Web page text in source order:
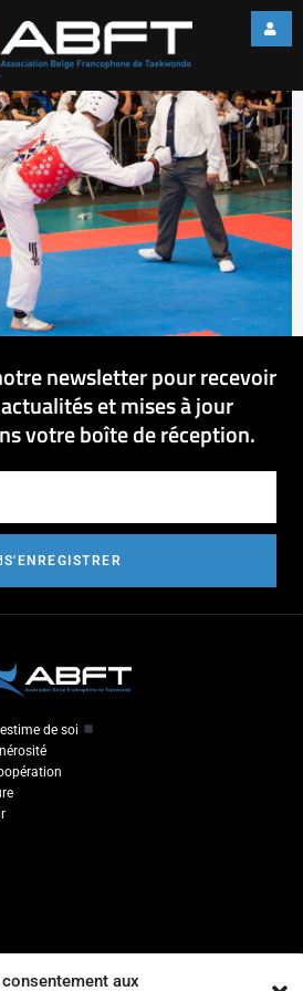
aux
newsletter pour recevoir
et mises à jour
votre boîte de réception.
S'ENREGISTRER
de soi